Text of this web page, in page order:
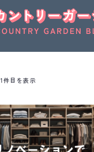
1件目を表示